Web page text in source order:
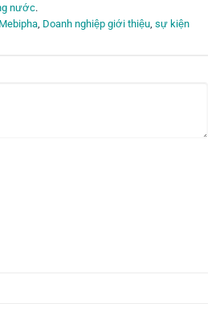
nước.
Doanh nghiệp giới thiệu sự kiện